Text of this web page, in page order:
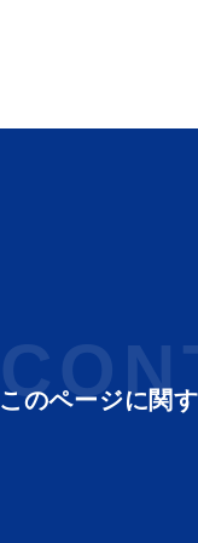
窓口案内
このページに関